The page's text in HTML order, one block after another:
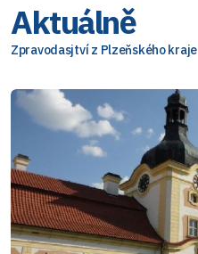
Aktuálně
Zpravodasjtví z Plzeňského kraje